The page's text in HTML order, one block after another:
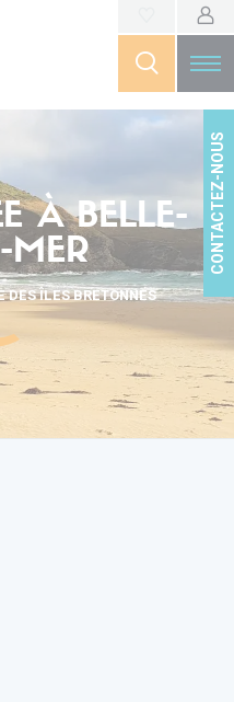
CONTACTEZ-NOUS
À BELLE-
MER
DES ÎLES BRETONNES